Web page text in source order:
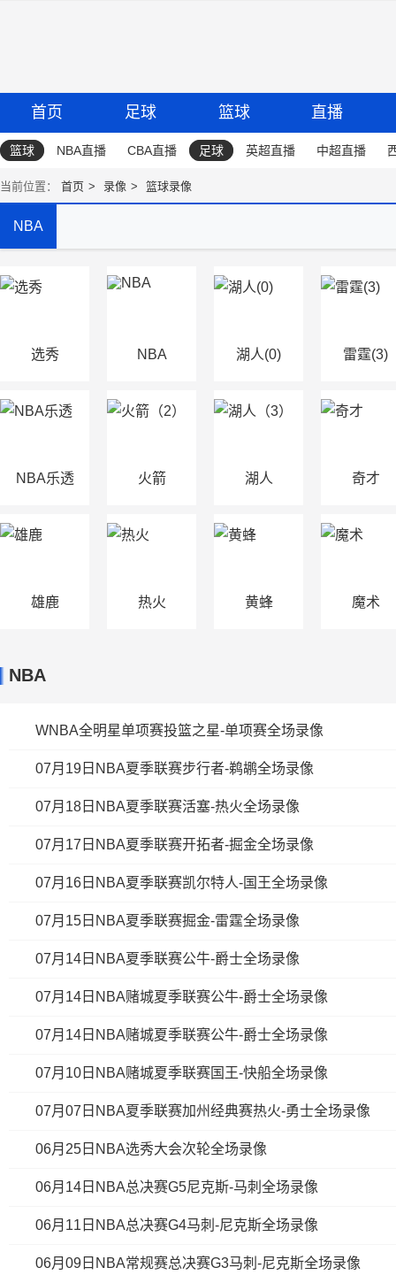
首页 足球 篮球 直播
篮球 NBA直播 CBA直播 足球 英超直播 中超直播
当前位置： 首页 录像 篮球录像
NBA
选秀 NBA 湖人(0) 雷霆(3)
NBA乐透 火箭 湖人 奇才
雄鹿 热火 黄蜂 魔术
NBA
WNBA全明星单项赛投篮之星-单项赛全场录像
07月19日NBA夏季联赛步行者-鹈鹕全场录像
07月18日NBA夏季联赛活塞-热火全场录像
07月17日NBA夏季联赛开拓者-掘金全场录像
07月16日NBA夏季联赛凯尔特人-国王全场录像
07月15日NBA夏季联赛掘金-雷霆全场录像
07月14日NBA夏季联赛公牛-爵士全场录像
07月14日NBA赌城夏季联赛公牛-爵士全场录像
07月14日NBA赌城夏季联赛公牛-爵士全场录像
07月10日NBA赌城夏季联赛国王-快船全场录像
07月07日NBA夏季联赛加州经典赛热火-勇士全场录像
06月25日NBA选秀大会次轮全场录像
06月14日NBA总决赛G5尼克斯-马刺全场录像
06月11日NBA总决赛G4马刺-尼克斯全场录像
06月09日NBA常规赛总决赛G3马刺-尼克斯全场录像